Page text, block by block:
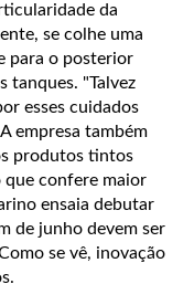
da
se colhe uma
para o posterior
tanques. "Talvez
esses cuidados
empresa também
produtos tintos
que confere maior
ensaia debutar
de junho devem ser
se vê, inovação